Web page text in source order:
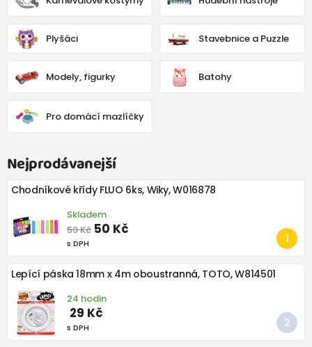
Plyšáci Stavebnice a Puzzle
Modely, figurky Batohy
Pro domácí mazlíčky
Nejprodávanejší
Chodníkové křídy FLUO 6ks, Wiky, W016878
Skladem
59 Kč 50 Kč
s DPH
Lepící páska 18mm x 4m oboustranná, TOTO, W814501
24 hodin
29 Kč
s DPH